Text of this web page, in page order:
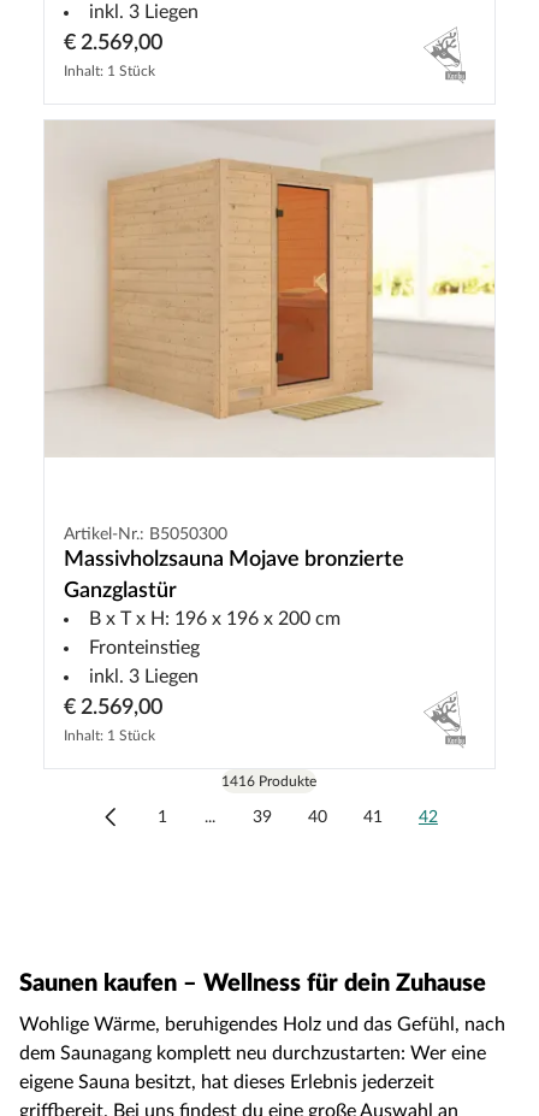
inkl. 3 Liegen
€ 2.569,00
Inhalt: 1 Stück
Artikel-Nr.: B5050300
Massivholzsauna Mojave bronzierte
Ganzglastür
B x T x H: 196 x 196 x 200 cm
Fronteinstieg
inkl. 3 Liegen
€ 2.569,00
Inhalt: 1 Stück
1416 Produkte
1 ... 39 40 41 42
Saunen kaufen – Wellness für dein Zuhause
Wohlige Wärme, beruhigendes Holz und das Gefühl, nach
dem Saunagang komplett neu durchzustarten: Wer eine
eigene Sauna besitzt, hat dieses Erlebnis jederzeit
griffbereit. Bei uns findest du eine große Auswahl an